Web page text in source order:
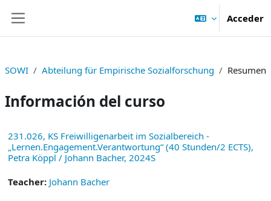
Acceder
SOWI Abteilung für Empirische Sozialforschung Resumen
Información del curso
231.026, KS Freiwilligenarbeit im Sozialbereich -
„Lernen.Engagement.Verantwortung“ (40 Stunden/2 ECTS),
Petra Köppl / Johann Bacher, 2024S
Teacher: Johann Bacher